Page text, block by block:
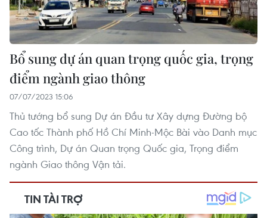
Bổ sung dự án quan trọng quốc gia, trọng
điểm ngành giao thông
07/07/2023 15:06
Thủ tướng bổ sung Dự án Đầu tư Xây dựng Đường bộ
Cao tốc Thành phố Hồ Chí Minh-Mộc Bài vào Danh mục
Công trình, Dự án Quan trọng Quốc gia, Trọng điểm
ngành Giao thông Vận tải.